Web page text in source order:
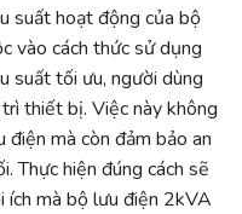
suất hoạt động của bộ
vào cách thức sử dụng
suất tối ưu, người dùng
thiết bị. Việc này không
mà còn đảm bảo an
Thực hiện đúng cách sẽ
mà bộ lưu điện 2kVA